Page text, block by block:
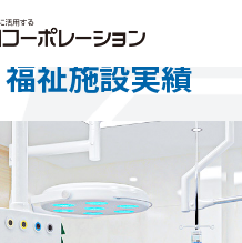
祉施設実績